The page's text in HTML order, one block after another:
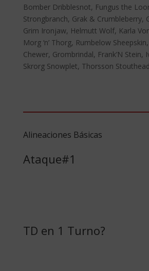
Bomber Dribblesnot, Fungus the
Strongbranch, Grak & Crumbleberry,
Grim Ironjaw, Helmutt Wolf, Karla
Morg ‘n’ Thorg, Rumbelow
Chewer, Grombrindal, Frank’N Stein,
Skrorg Snowplet, Thorsson
Alineaciones Básicas
Ataque#1
TD en 1 Turno?